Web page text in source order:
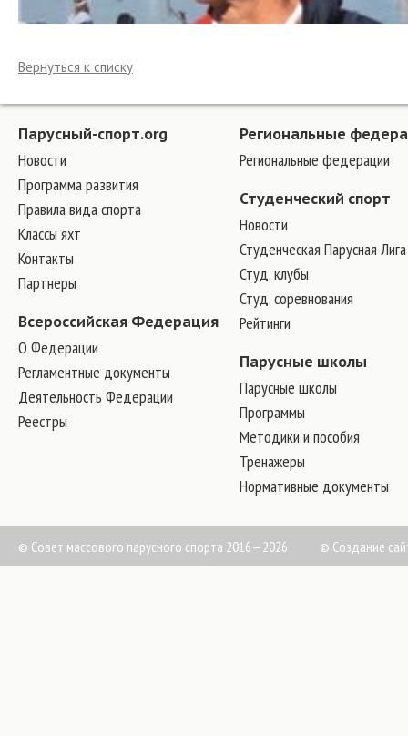
Вернуться к списку
Парусный-спорт.org
Новости
Программа развития
Правила вида спорта
Классы яхт
Контакты
Партнеры
Всероссийская Федерация
О Федерации
Регламентные документы
Деятельность Федерации
Реестры
Региональные
Региональные федерации
Студенческий спорт
Новости
Студенческая Парусная Лига
Студ. клубы
Студ. соревнования
Рейтинги
Парусные школы
Парусные школы
Программы
Методики и пособия
Тренажеры
Нормативные документы
© Совет массового парусного спорта 2016—2026 © Создание